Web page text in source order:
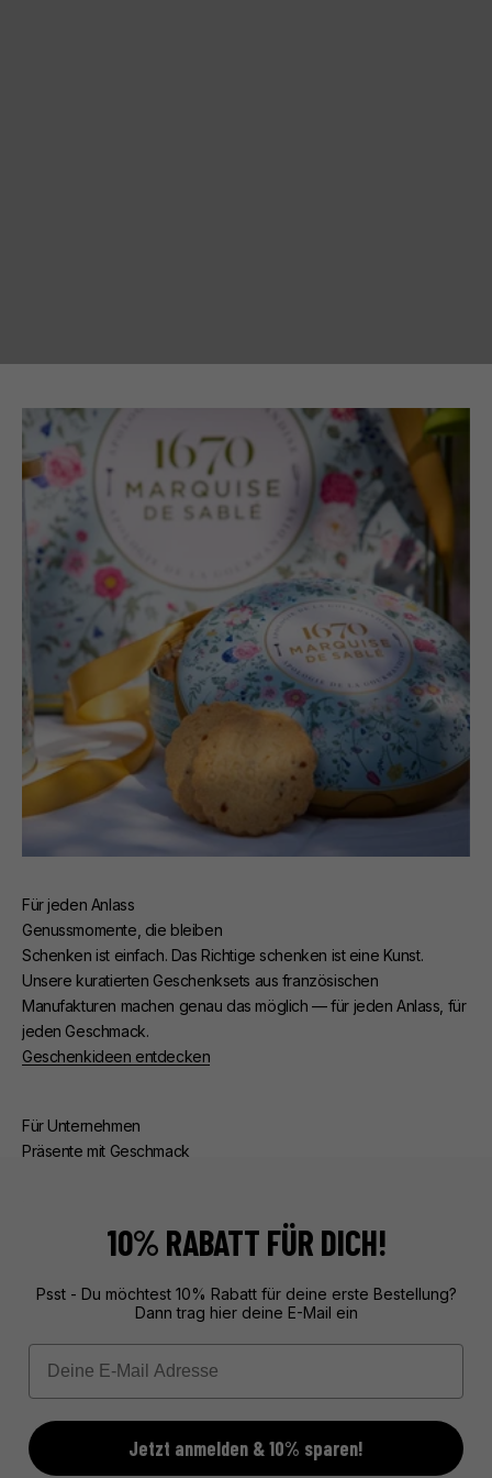
Für jeden Anlass
Genussmomente, die bleiben
Schenken ist einfach. Das Richtige schenken ist eine Kunst.
Unsere kuratierten Geschenksets aus französischen
Manufakturen machen genau das möglich — für jeden Anlass, für
jeden Geschmack.
Geschenkideen entdecken
Für Unternehmen
Präsente mit Geschmack
Exklusive Geschenke aus Frankreich, unvergesslich verpackt.
Mehr über unseren Service erfahren
10% RABATT FÜR DICH!
Psst - Du möchtest 10% Rabatt für deine erste Bestellung?
Dann trag hier deine E-Mail ein
Email
Jetzt anmelden & 10% sparen!